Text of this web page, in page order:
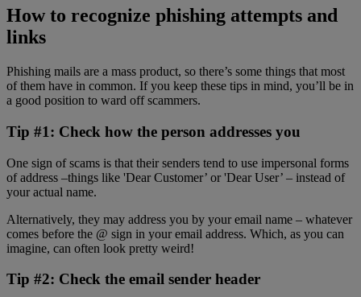
How to recognize phishing attempts and
links
Phishing mails are a mass product, so there’s some things that most
of them have in common. If you keep these tips in mind, you’ll be in
a good position to ward off scammers.
Tip #1: Check how the person addresses you
One sign of scams is that their senders tend to use impersonal forms
of address –things like 'Dear Customer’ or 'Dear User’ – instead of
your actual name.
Alternatively, they may address you by your email name – whatever
comes before the @ sign in your email address. Which, as you can
imagine, can often look pretty weird!
Tip #2: Check the email sender header